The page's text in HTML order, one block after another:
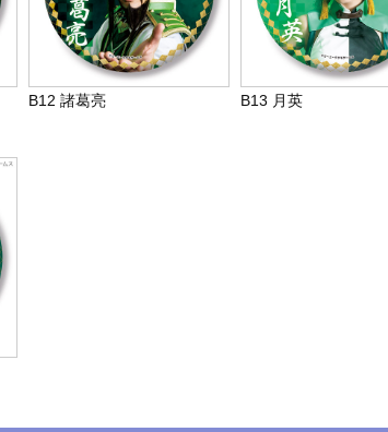
B12 諸葛亮 B13 月英